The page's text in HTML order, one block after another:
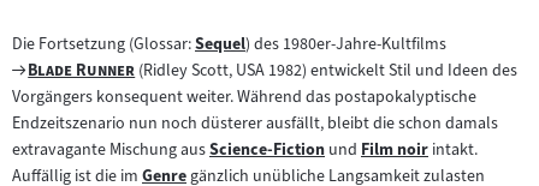
Die Fortsetzung (Glossar:Zum
Inhalt:
Sequel) des 1980er-Jahre-Kultfilms
Zum
Filmarchiv:
"
Blade Runner"(Ridley Scott, USA 1982) entwickelt Stil und Ideen des
Vorgängers konsequent weiter. Während das postapokalyptische
Endzeitszenario nun noch düsterer ausfällt, bleibt die schon damals
extravagante Mischung ausZum
Science-Fiction und Zum
Film noir intakt.
Auffällig ist die im Genregänzlich unübliche Langsamkeit zulasten